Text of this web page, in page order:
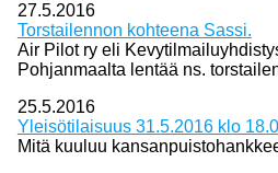
27.5.2016
Torstailennon kohteena Sassi.
Air Pilot ry eli
Pohjanmaalta lentää ns.
25.5.2016
Yleisötilaisuus 31.5.2016 klo
Mitä kuuluu